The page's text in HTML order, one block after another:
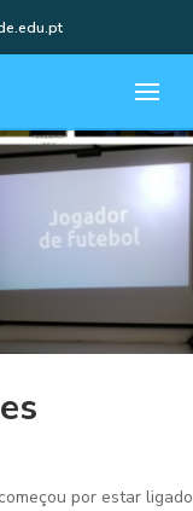
por estar ligado